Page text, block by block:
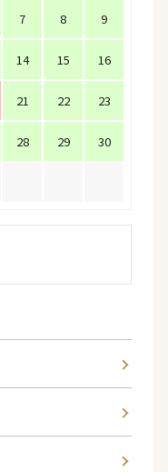
7 8 9
14 15 16
21 22 23
28 29 30